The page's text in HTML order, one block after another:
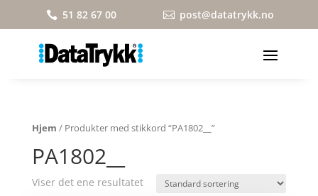
 51 82 67 00  post@datatrykk.no
Hjem / Produkter med stikkord “PA1802__”
PA1802__
Viser det ene resultatet